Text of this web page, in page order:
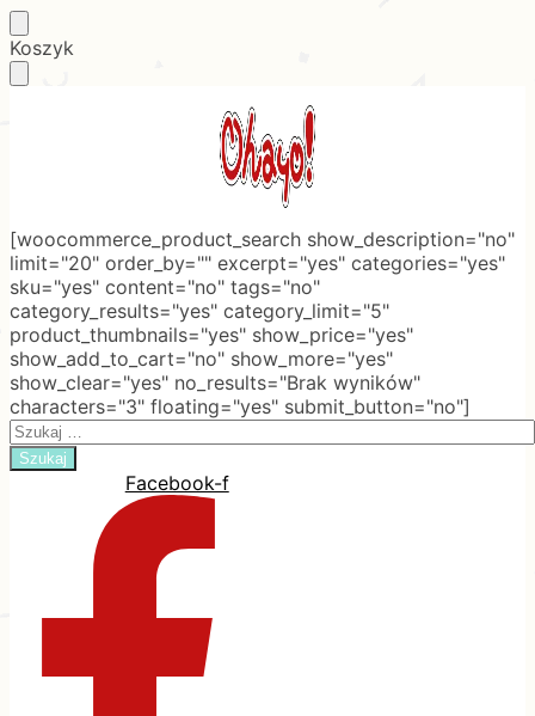
Skip
to
Skip
to
Koszyk
[woocommerce_product_search show_description="no"
limit="20" order_by="" excerpt="yes" categories="yes"
sku="yes" content="no" tags="no"
category_results="yes" category_limit="5"
product_thumbnails="yes" show_price="yes"
show_add_to_cart="no" show_more="yes"
show_clear="yes" no_results="Brak wyników"
characters="3" floating="yes" submit_button="no"]
Search
for:
Facebook-f